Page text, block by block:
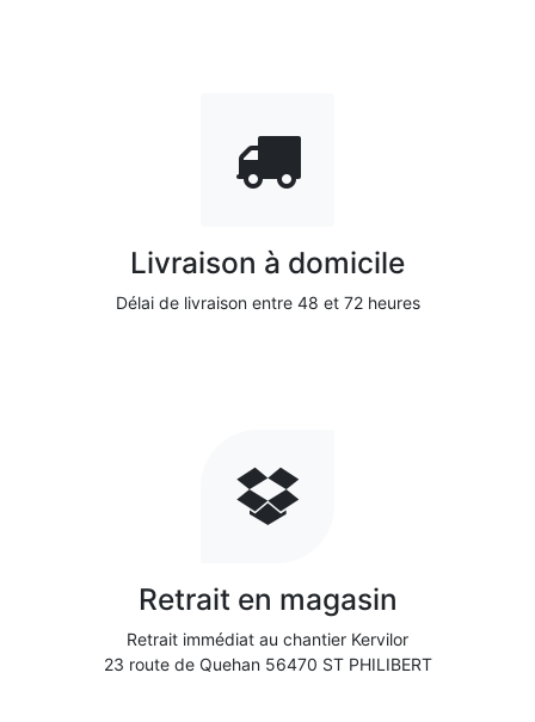
Livraison à domicile
Délai de livraison entre 48 et 72 heures
Retrait en magasin
Retrait immédiat au chantier Kervilor
23 route de Quehan 56470 ST PHILIBERT